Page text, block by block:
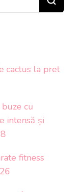
cactus la pret
cu
intensă și
fitness